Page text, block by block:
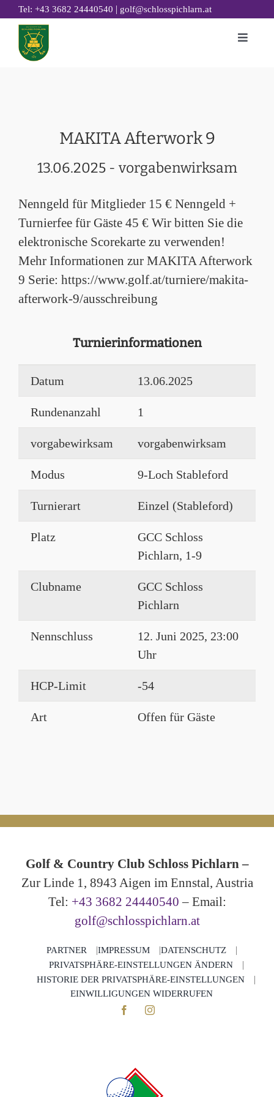
Zum
Inhalt
springen
Tel: +43 3682 24440540 | golf@schlosspichlarn.at
Toggle
GOLF ACADEMY
RESTAURANT 19
NACHHALTIGKEIT
MAKITA Afterwork 9
13.06.2025 - vorgabenwirksam
Nenngeld für Mitglieder 15 € Nenngeld +
Turnierfee für Gäste 45 € Wir bitten Sie die
elektronische Scorekarte zu verwenden!
Mehr Informationen zur MAKITA Afterwork
9 Serie: https://www.golf.at/turniere/makita-
afterwork-9/ausschreibung
Turnierinformationen
Datum 13.06.2025
Rundenanzahl 1
vorgabewirksam vorgabenwirksam
Modus 9-Loch Stableford
Turnierart Einzel (Stableford)
Platz
GCC Schloss
Pichlarn, 1-9
Clubname
GCC Schloss
Pichlarn
Nennschluss
12. Juni 2025, 23:00
Uhr
HCP-Limit -54
Art Offen für Gäste
Golf & Country Club Schloss Pichlarn –
Zur Linde 1, 8943 Aigen im Ennstal, Austria
Tel: +43 3682 24440540 – Email:
golf@schlosspichlarn.at
PARTNER IMPRESSUM
DATENSCHUTZ
PRIVATSPHÄRE-EINSTELLUNGEN ÄNDERN
HISTORIE DER PRIVATSPHÄRE-EINSTELLUNGEN
EINWILLIGUNGEN WIDERRUFEN